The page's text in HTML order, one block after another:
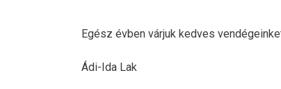
Egész évben várjuk kedves
Ádi-Ida Lak